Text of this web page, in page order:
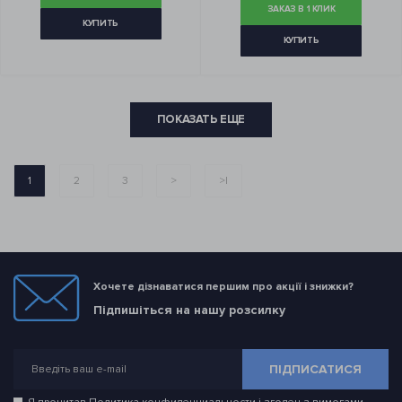
КУПИТЬ
ЗАКАЗ В 1 КЛИК
КУПИТЬ
ПОКАЗАТЬ ЕЩЕ
1 2 3 > >|
Хочете дізнаватися першим про акції і знижки?
Підпишіться на нашу розсилку
ПІДПИСАТИСЯ